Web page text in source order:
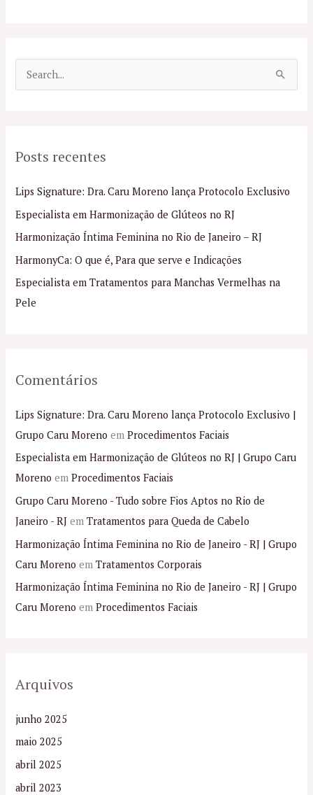
u
s
a
r
p
o
r
Posts recentes
Lips Signature: Dra. Caru Moreno lança Protocolo Exclusivo
Especialista em Harmonização de Glúteos no RJ
Harmonização Íntima Feminina no Rio de Janeiro – RJ
HarmonyCa: O que é, Para que serve e Indicações
Especialista em Tratamentos para Manchas Vermelhas na
Pele
Comentários
Lips Signature: Dra. Caru Moreno lança Protocolo Exclusivo |
Grupo Caru Moreno emProcedimentos Faciais
Especialista em Harmonização de Glúteos no RJ | Grupo Caru
Moreno emProcedimentos Faciais
Grupo Caru Moreno - Tudo sobre Fios Aptos no Rio de
Janeiro - RJ emTratamentos para Queda de Cabelo
Harmonização Íntima Feminina no Rio de Janeiro - RJ | Grupo
Caru Moreno emTratamentos Corporais
Harmonização Íntima Feminina no Rio de Janeiro - RJ | Grupo
Caru Moreno emProcedimentos Faciais
Arquivos
junho 2025
maio 2025
abril 2025
abril 2023